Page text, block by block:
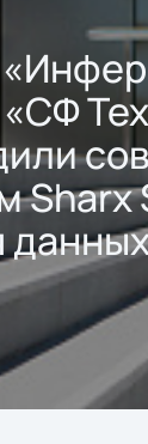
Sharx